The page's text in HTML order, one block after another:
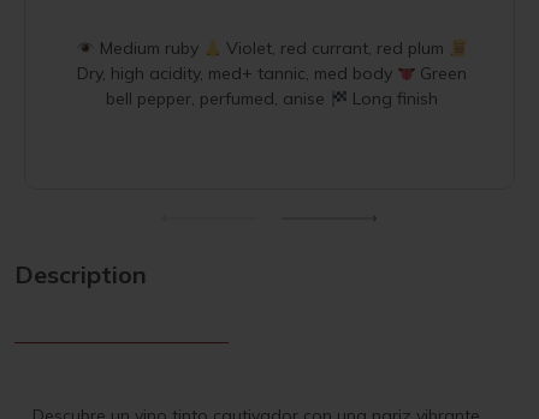
Medium ruby
Violet, red currant, red plum
Dry, high acidity, med+ tannic, med body
Green
bell pepper, perfumed, anise
Long finish
Description